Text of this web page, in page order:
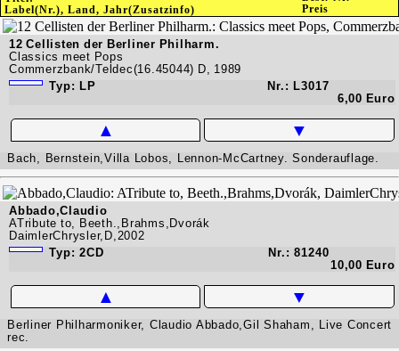
Label(Nr.), Land, Jahr(Zusatzinfo)
Preis
12 Cellisten der Berliner Philharm.
Classics meet Pops
Commerzbank/Teldec(16.45044) D, 1989
Typ: LP
Nr.: L3017
6,00 Euro
▲ ▼
Bach, Bernstein,Villa Lobos, Lennon-McCartney. Sonderauflage.
Abbado,Claudio
ATribute to, Beeth.,Brahms,Dvorák
DaimlerChrysler,D,2002
Typ: 2CD
Nr.: 81240
10,00 Euro
▲ ▼
Berliner Philharmoniker, Claudio Abbado,Gil Shaham, Live Concert
rec.